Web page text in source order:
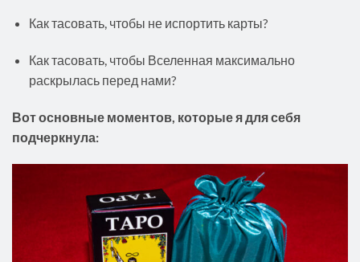
Как тасовать, чтобы не испортить карты?
Как тасовать, чтобы Вселенная максимально
раскрылась перед нами?
Вот основные моментов, которые я для себя
подчеркнула: